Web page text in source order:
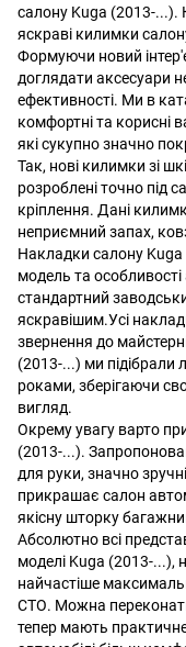
салону Kuga (2013-...).
яскраві килимки
Формуючи новий
доглядати аксесуари
ефективності. Ми в
комфортні та корисні
які сукупно значно
Так, нові килимки зі
розроблені точно під
кріплення. Дані
неприємний запах,
Накладки салону Kuga
модель та
стандартний
яскравішим.Усі
звернення до
(2013-...) ми підібрали
роками, зберігаючи
вигляд.
Окрему увагу варто
(2013-...).
для руки, значно
прикрашає салон
якісну шторку
Абсолютно всі
моделі Kuga (2013-...),
найчастіше
СТО. Можна
тепер мають